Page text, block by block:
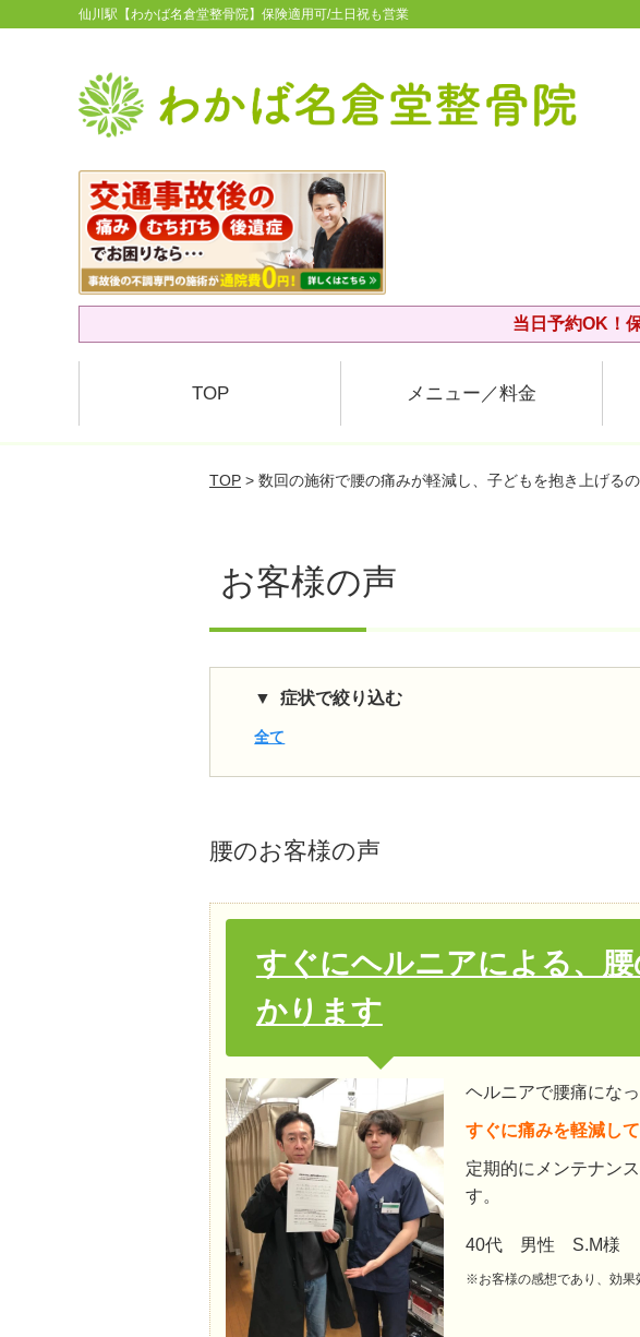
仙川駅【わかば名倉堂整骨院】保険適用可/土日祝も営業
当日予約OK！
TOP メニュー／料金
TOP > 数回の施術で腰の痛みが軽減し、子どもを抱き上げる
お客様の声
症状で絞り込む
全て
腰のお客様の声
すぐにヘルニアによる、
かります
ヘルニアで腰痛にな
すぐに痛みを軽減し
定期的にメンテナン
す。
40代 男性 S.M様
※お客様の感想であり、効果